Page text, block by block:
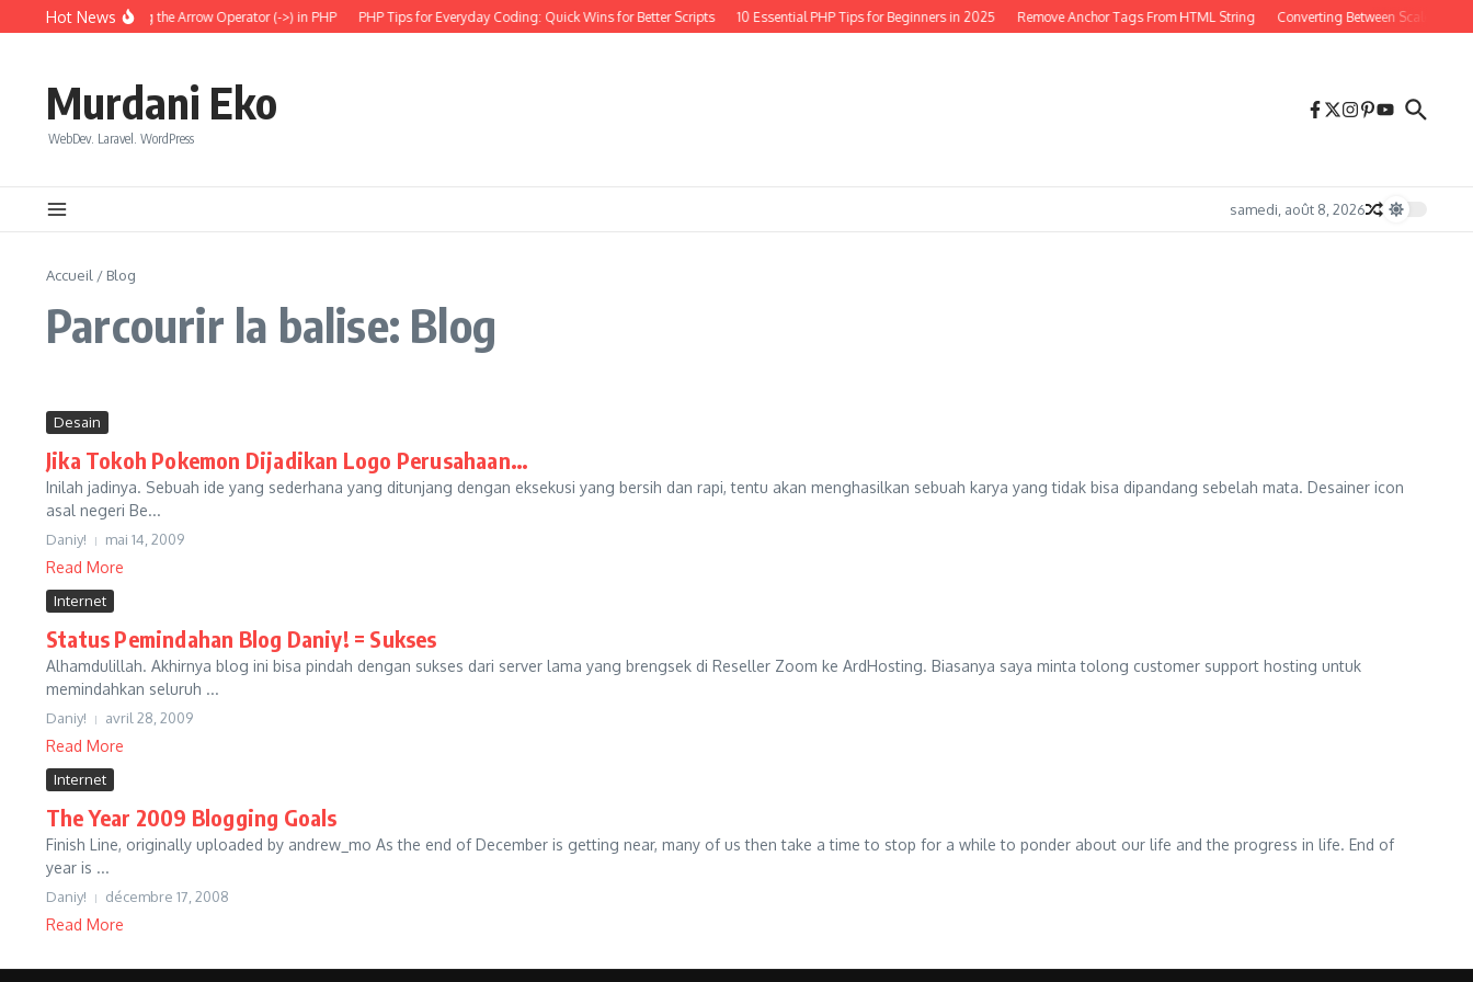
Aller au contenu
Hot News
Understanding the Arrow Operator (->) in PHP PHP Tips for Everyday Coding: Quick Wins for Better Scripts 10 Essential PHP Tips for Beginners in 2025 Remove Anchor Tags From HTML String Converting Between Scales in
Murdani Eko
WebDev. Laravel. WordPress
samedi, août 8, 2026
Accueil / Blog
Parcourir la balise: Blog
Desain
Jika Tokoh Pokemon Dijadikan Logo Perusahaan…
Inilah jadinya. Sebuah ide yang sederhana yang ditunjang dengan eksekusi yang bersih dan rapi, tentu akan menghasilkan sebuah karya yang tidak bisa dipandang sebelah mata. Desainer icon
asal negeri Be...
Daniy! mai 14, 2009
Read More
Internet
Status Pemindahan Blog Daniy! = Sukses
Alhamdulillah. Akhirnya blog ini bisa pindah dengan sukses dari server lama yang brengsek di Reseller Zoom ke ArdHosting. Biasanya saya minta tolong customer support hosting untuk
memindahkan seluruh ...
Daniy! avril 28, 2009
Read More
Internet
The Year 2009 Blogging Goals
Finish Line, originally uploaded by andrew_mo As the end of December is getting near, many of us then take a time to stop for a while to ponder about our life and the progress in life. End of
year is ...
Daniy! décembre 17, 2008
Read More